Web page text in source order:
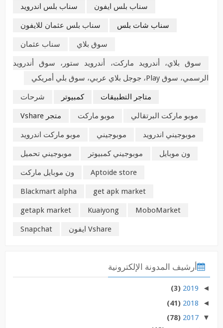
سناب بلس اندرويد سناب بلس ايفون
سناب بلس عثمان للايفون سناب شات بلس
سناب عثمان سوق بلاي
سوق بلاي، أندرويد ماركت، أندرويد ستور، سوق أندرويد
الرسمي، سوق Play، جوجل بلاي عربي، سوق بلي أمريكي
شرحات كمبيوتر متاجر التطبيقات
متجر Vshare موبو ماركت موبو ماركت البرتقالي
موبو ماركت اندرويد موبوجيني موبوجيني اندرويد
موبوجيني تحميل موبوجيني كمبيوتر ون موبايل
ون موبايل ماركت Aptoide store
Blackmart alpha get apk market
getapk market Kuaiyong MoboMarket
Snapchat Vshare ايفون
أرشيف المدونة الإلكترونية
◄
2019
(3)
◄
2018
(41)
▼
2017
(78)